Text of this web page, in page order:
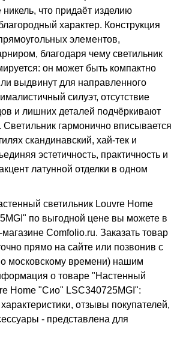
никель, что придаёт изделию
характер. Конструкция
элементов,
благодаря чему светильник
он может быть компактно
выдвинут для направленного
силуэт, отсутствие
и лишних деталей подчёркивают
Светильник гармонично вписывается
скандинавский, хай-тек и
эстетичность, практичность и
латунной отделки в одном
светильник Louvre Home
по выгодной цене вы можете в
Comfolio.ru. Заказать товар
прямо на сайте или позвонив с
московскому времени) нашим
о товаре "Настенный
Home "Сио" LSC340725MGI":
отзывы покупателей,
- представлена для